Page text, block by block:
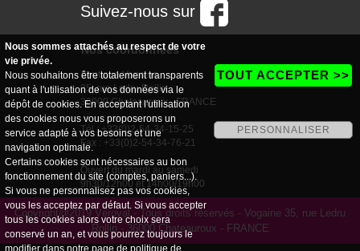
Suivez-nous sur
Nos coordonnées
boutique Vogaine
35, rue Ledru Rollin
36000 Chateauroux - FRANCE
Tél : +33(0)2-54-34-15-25
Fax : +33(0)2-54-34-76-21
Ouvert du mardi au samedi
9h30/12h00 et 14h00/19h00
Copyright@2019 Véroval - Tous droits réservés - Vogaine 35, rue Ledru
Rollin - 36000 Chateauroux - FRANCE
Nous sommes attachés au respect de votre
vie privée.
Nous souhaitons être totalement transparents
quant à l'utilisation de vos données via le
dépôt de cookies. En acceptant l'utilisation
des cookies nous vous proposerons un
service adapté à vos besoins et une
navigation optimale.
Certains cookies sont nécessaires au bon
fonctionnement du site (comptes, paniers...).
Si vous ne personnalisez pas vos cookies,
vous les acceptez par défaut. Si vous accepter
tous les cookies alors votre choix sera
conservé un an, et vous pourrez toujours le
modifier dans notre page de politique de
TOUT ACCEPTER >>
PERSONNALISER